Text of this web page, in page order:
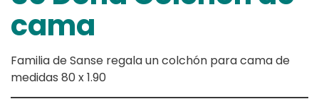
cama
Familia de Sanse regala un colchón para cama de
medidas 80 x 1.90